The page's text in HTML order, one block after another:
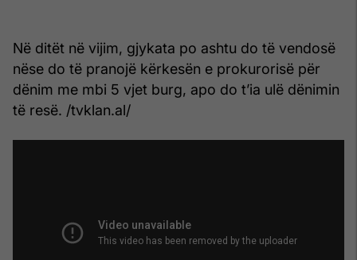
Në ditët në vijim, gjykata po ashtu do të vendosë
nëse do të pranojë kërkesën e prokurorisë për
dënim me mbi 5 vjet burg, apo do t’ia ulë dënimin
të resë. /tvklan.al/